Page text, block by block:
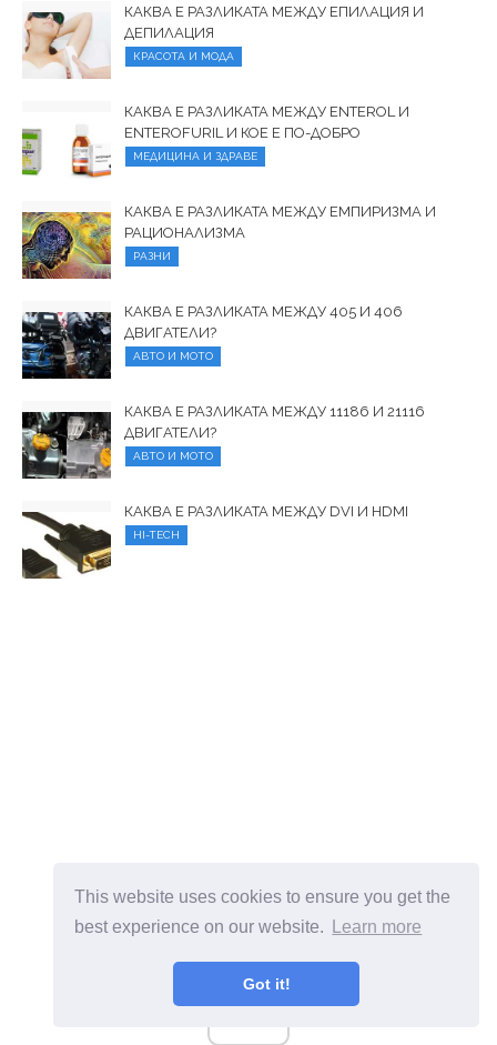
This website uses cookies to ensure you get the
best experience on our website.
Learn more
Got it!
КАКВА Е РАЗЛИКАТА МЕЖДУ ЕПИЛАЦИЯ И
ДЕПИЛАЦИЯ
КРАСОТА И МОДА
КАКВА Е РАЗЛИКАТА МЕЖДУ ENTEROL И
ENTEROFURIL И КОЕ Е ПО-ДОБРО
МЕДИЦИНА И ЗДРАВЕ
КАКВА Е РАЗЛИКАТА МЕЖДУ ЕМПИРИЗМА И
РАЦИОНАЛИЗМА
РАЗНИ
КАКВА Е РАЗЛИКАТА МЕЖДУ 405 И 406
ДВИГАТЕЛИ?
АВТО И МОТО
КАКВА Е РАЗЛИКАТА МЕЖДУ 11186 И 21116
ДВИГАТЕЛИ?
АВТО И МОТО
КАКВА Е РАЗЛИКАТА МЕЖДУ DVI И HDMI
HI-TECH
ad